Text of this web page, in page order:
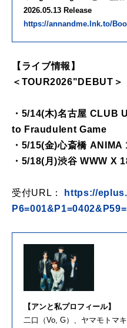
2026.05.13 Release
https://annandme.lnk.to/
【ライブ情報】
＜TOUR2026"DEBUT＞
・5/14(木)名古屋 CLUB
to Fraudulent Game
・5/15(金)心斎橋
・5/18(月)渋谷 WWW X
受付URL：
https://
【アンと私プロフィール】
二口（Vo, G）、ヤマモトマ